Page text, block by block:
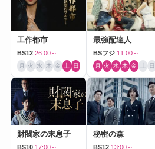
工作都市
BS12 26:00～
月 火 水 木 金 土 日
最強配達人
BSフジ 11:00～
月 火 水 木 金 土 日
財閥家の末息子
BS10 17:00～
秘密の森
BS12 13:00～